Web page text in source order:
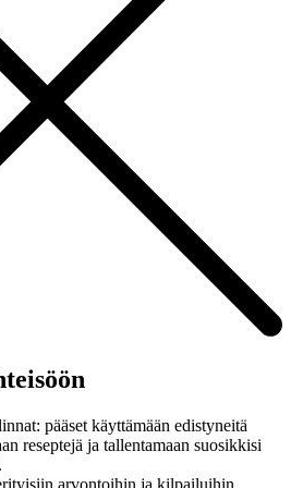
pääset käyttämään edistyneitä
reseptejä ja tallentamaan suosikkisi